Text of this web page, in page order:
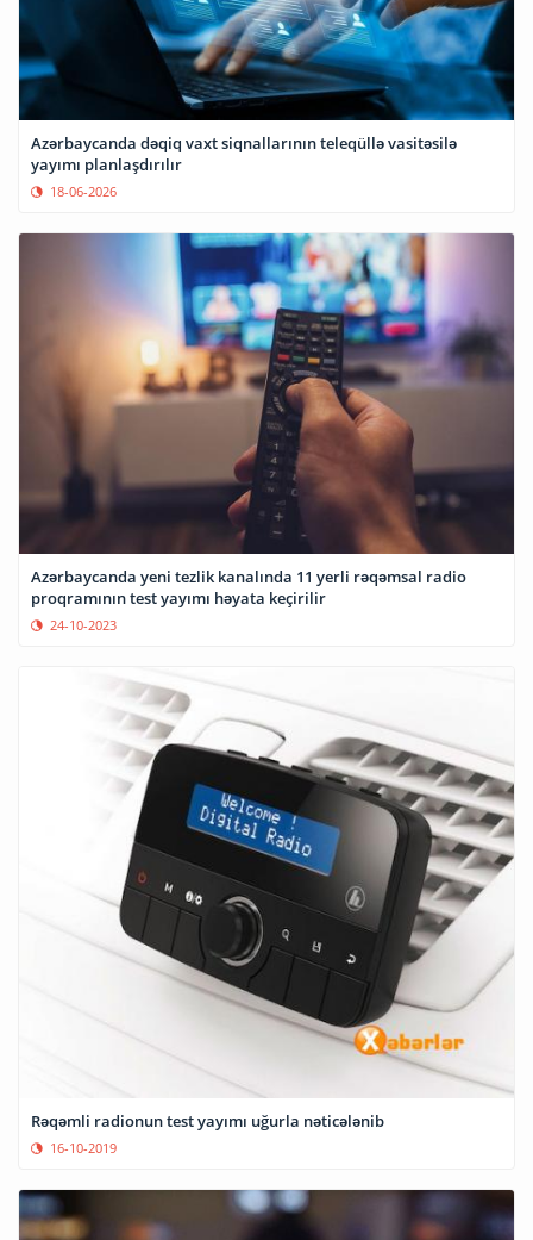
Azərbaycanda dəqiq vaxt siqnallarının teleqüllə vasitəsilə
yayımı planlaşdırılır
18-06-2026
Azərbaycanda yeni tezlik kanalında 11 yerli rəqəmsal radio
proqramının test yayımı həyata keçirilir
24-10-2023
Rəqəmli radionun test yayımı uğurla nəticələnib
16-10-2019